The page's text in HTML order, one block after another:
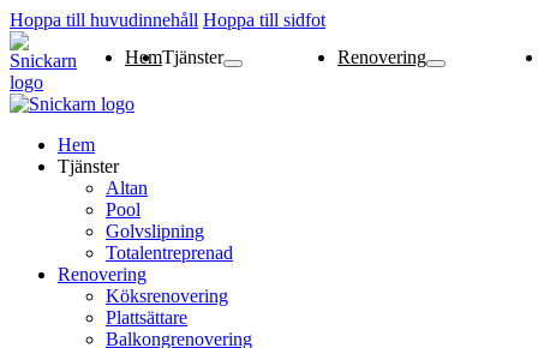
Hoppa till huvudinnehåll Hoppa till sidfot
HemTjänsterAltan
Pool
Golvslipning
Totalentreprenad RenoveringKöksrenovering
Plattsättare
Balkongrenovering
Trapprenovering
Fasadrenovering
Fönsterrenovering
Badrumsrenovering
Hem
Tjänster
Altan
Pool
Golvslipning
Totalentreprenad
Renovering
Köksrenovering
Plattsättare
Balkongrenovering